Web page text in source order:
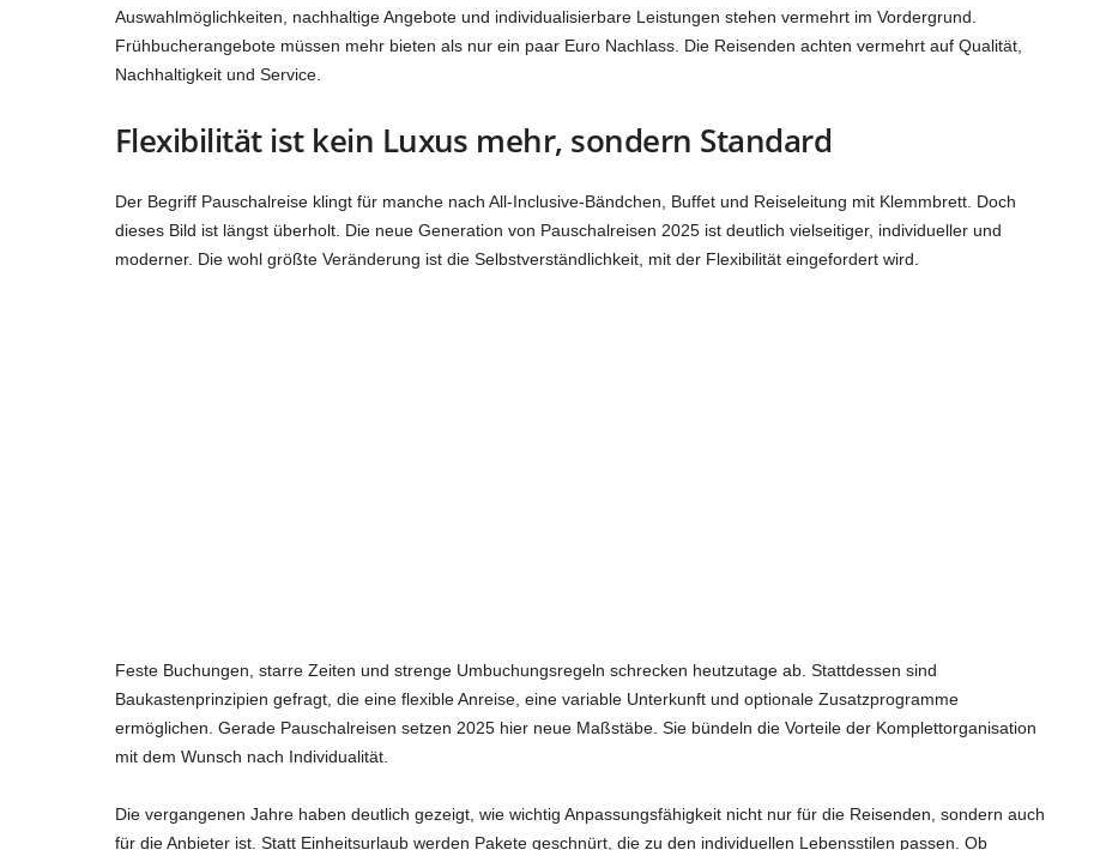
Auswahlmöglichkeiten, nachhaltige Angebote und individualisierbare Leistungen stehen vermehrt im Vordergrund.
Frühbucherangebote müssen mehr bieten als nur ein paar Euro Nachlass. Die Reisenden achten vermehrt auf Qualität,
Nachhaltigkeit und Service.
Flexibilität ist kein Luxus mehr, sondern Standard
Der Begriff Pauschalreise klingt für manche nach All-Inclusive-Bändchen, Buffet und Reiseleitung mit Klemmbrett. Doch
dieses Bild ist längst überholt. Die neue Generation von Pauschalreisen 2025 ist deutlich vielseitiger, individueller und
moderner. Die wohl größte Veränderung ist die Selbstverständlichkeit, mit der Flexibilität eingefordert wird.
Feste Buchungen, starre Zeiten und strenge Umbuchungsregeln schrecken heutzutage ab. Stattdessen sind
Baukastenprinzipien gefragt, die eine flexible Anreise, eine variable Unterkunft und optionale Zusatzprogramme
ermöglichen. Gerade Pauschalreisen setzen 2025 hier neue Maßstäbe. Sie bündeln die Vorteile der Komplettorganisation
mit dem Wunsch nach Individualität.
Die vergangenen Jahre haben deutlich gezeigt, wie wichtig Anpassungsfähigkeit nicht nur für die Reisenden, sondern auch
für die Anbieter ist. Statt Einheitsurlaub werden Pakete geschnürt, die zu den individuellen Lebensstilen passen. Ob